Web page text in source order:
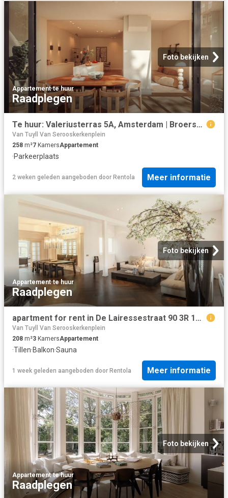
Foto bekijken
Appartement·te huur
Raadplegen
Te huur: Valeriusterras 5A, Amsterdam | Broersma Werken & Wonen
Van Tuyll Van Serooskerkenplein
258 m²7 KamersAppartement
·Parkeerplaats
2 weken geleden aangeboden door Rentola Meer informatie
Foto bekijken
Appartement·te huur
Raadplegen
apartment for rent in De Lairessestraat 90 3R 1071PJ Amsterdam Cornelis Schuytbuurt Amsterdam
Van Tuyll Van Serooskerkenplein
208 m²3 KamersAppartement
·Tillen·Balkon·Sauna
1 week geleden aangeboden door Rentola Meer informatie
Foto bekijken
Appartement·te huur
Raadplegen